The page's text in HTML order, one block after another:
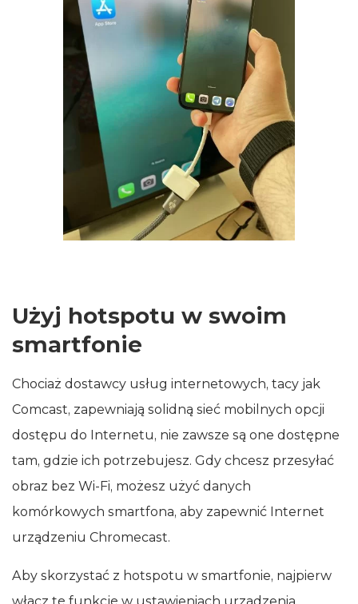
Użyj hotspotu w swoim
smartfonie
Chociaż dostawcy usług internetowych, tacy jak
Comcast, zapewniają solidną sieć mobilnych opcji
dostępu do Internetu, nie zawsze są one dostępne
tam, gdzie ich potrzebujesz. Gdy chcesz przesyłać
obraz bez Wi‑Fi, możesz użyć danych
komórkowych smartfona, aby zapewnić Internet
urządzeniu Chromecast.
Aby skorzystać z hotspotu w smartfonie, najpierw